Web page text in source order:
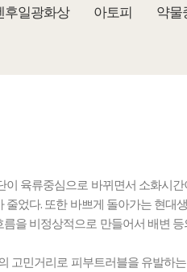
후일광화상 아토피 약물
육류중심으로 바뀌면서 소화시
었다. 또한 바쁘게 돌아가는 현대
을 비정상적으로 만들어서 배변
고민거리로 피부트러블을 유발하